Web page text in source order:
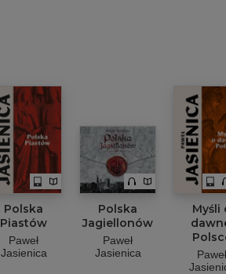
Polska
Piastów
Paweł
Jasienica
Polska
Jagiellonów
Paweł
Jasienica
Myśli
Paweł